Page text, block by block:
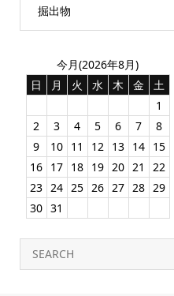
掘出物
今月(2026年8月)
日
月 火 水 木 金
土
1
2
3 4 5 6 7
8
9
10 11 12 13 14 15
16 17 18 19 20 21
22
23 24 25 26 27 28 29
30 31